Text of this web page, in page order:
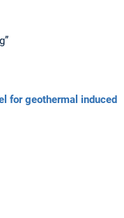
for geothermal induced